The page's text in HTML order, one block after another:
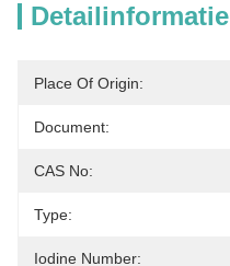
Detailinformatie
Place Of Origin:
Document:
CAS No:
Type:
Iodine Number: